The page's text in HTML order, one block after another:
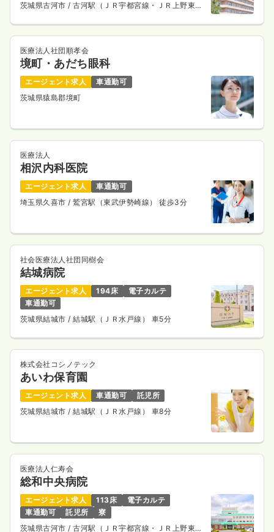
茨城県古河市/ 古河駅（ＪＲ宇都宮線・ＪＲ上野東京
医療法人社団順孝会
境町・あだち眼科
エージェント求人
車通勤可
茨城県猿島郡境町
医療法人
相沢内科医院
エージェント求人
車通勤可
埼玉県久喜市 / 鷲宮駅（東武伊勢崎線） 徒歩3分
社会医療法人社団同樹会
結城病院
エージェント求人 194床
電子カルテ
車通勤可
茨城県結城市/ 結城駅（ＪＲ水戸線） 車5分
株式会社コシノテック
あいわ保育園
エージェント求人 車通勤可
託児所
茨城県結城市 / 結城駅（ＪＲ水戸線） 車8分
医療法人仁寿会
総和中央病院
エージェント求人 113床
電子カルテ
車通勤可
託児所
寮
茨城県古河市/ 古河駅（ＪＲ宇都宮線・ＪＲ上野東京